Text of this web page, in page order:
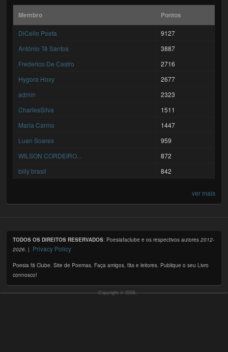
Membro Pontos
DiCello Poeta
9127
António Tê Santos
3887
Frederico De Castro
2716
Hygora Hoxy
2677
admin
2323
CharlesSilva
1511
Maria Carmo
1447
Luan Soares
959
WILSON CORDEIRO...
872
billy brasil
842
ver mais
TODOS OS DIREITOS RESERVADOS: Poesiafaclube e os respectivos autores2012-
2026. | Privacy Policy
Poesia fã Clube. Site de Poemas. Faça amigos, fãs e leitores. Publique o seu Livro
connosco!
Copyright © 2026,